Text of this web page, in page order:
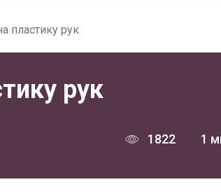
пластику рук
рук
1822 1